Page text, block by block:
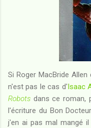
Si Roger MacBride
n'est pas le cas d'Isaac
Robots dans ce roman,
l'écriture du Bon
j'en ai pas mal mangé